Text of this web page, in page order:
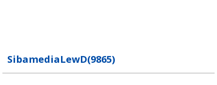
SibamediaLewD(9865)